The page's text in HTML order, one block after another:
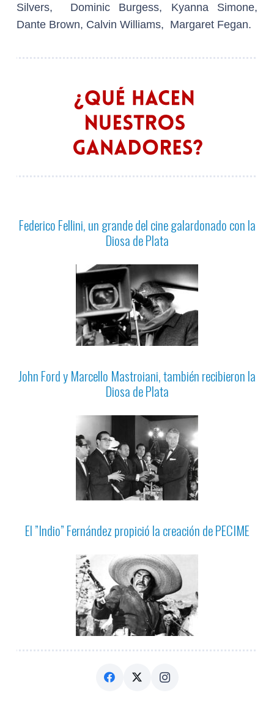
Silvers, Dominic Burgess, Kyanna Simone,
Dante Brown, Calvin Williams, Margaret Fegan.
Federico Fellini, un grande del cine galardonado con la
Diosa de Plata
John Ford y Marcello Mastroiani, también recibieron la
Diosa de Plata
El ”Indio” Fernández propició la creación de PECIME